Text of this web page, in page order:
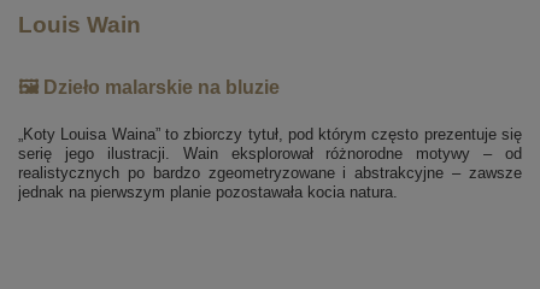
Louis Wain
🖼️ Dzieło malarskie na bluzie
„Koty Louisa Waina” to zbiorczy tytuł, pod którym często prezentuje się
serię jego ilustracji. Wain eksplorował różnorodne motywy – od
realistycznych po bardzo zgeometryzowane i abstrakcyjne – zawsze
jednak na pierwszym planie pozostawała kocia natura.